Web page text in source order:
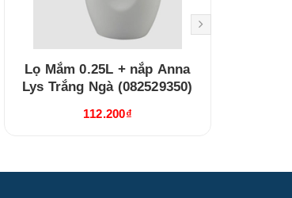
Lọ Mắm 0.25L + nắp Anna
Lys Trắng Ngà (082529350)
112.200₫